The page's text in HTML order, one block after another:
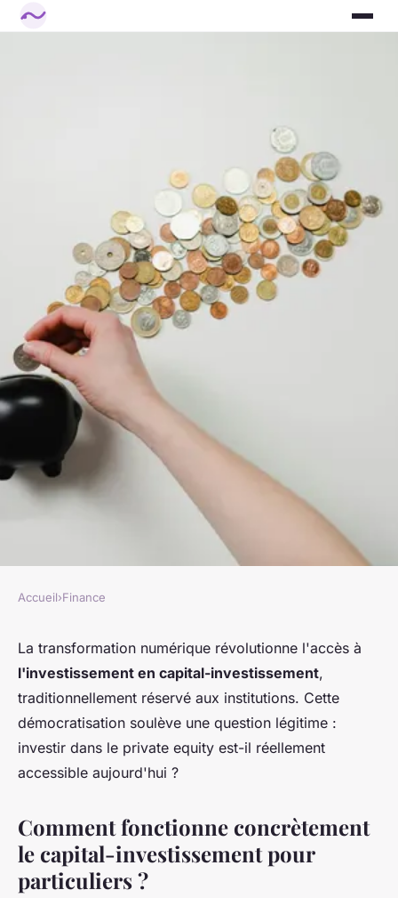
Private equity : des
rendements élevés à votre
portée
Enzo•31 octobre 2025•5 min de lecture
Accueil›Finance
La transformation numérique révolutionne l'accès à
l'investissement en capital-investissement,
traditionnellement réservé aux institutions. Cette
démocratisation soulève une question légitime :
investir dans le private equity est-il réellement
accessible aujourd'hui ?
Comment fonctionne concrètement
le capital-investissement pour
particuliers ?